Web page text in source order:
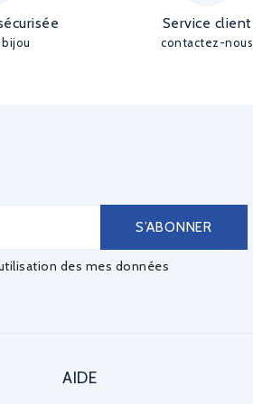
Service client
contactez-nous
des mes données
AIDE